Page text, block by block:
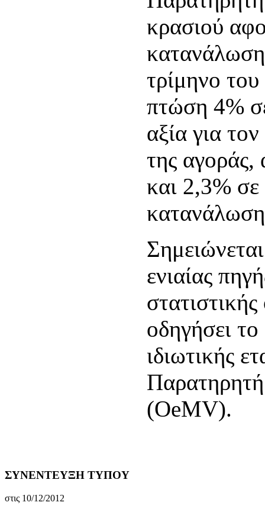
κρασιού
κατανάλωση
τρίμηνο
πτώση 4%
αξία για
της
και 2,3% σε
ενιαίας
οδηγήσει
ιδιωτικής
(OeMV).
ΣΥΝΕΝΤΕΥΞΗ ΤΥΠΟΥ
στις 10/12/2012